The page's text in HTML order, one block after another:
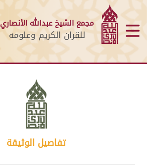
مجمع الشيخ عبدالله الأنصاري
للقران الكريم وعلومه
تفاصيل الوثيقة